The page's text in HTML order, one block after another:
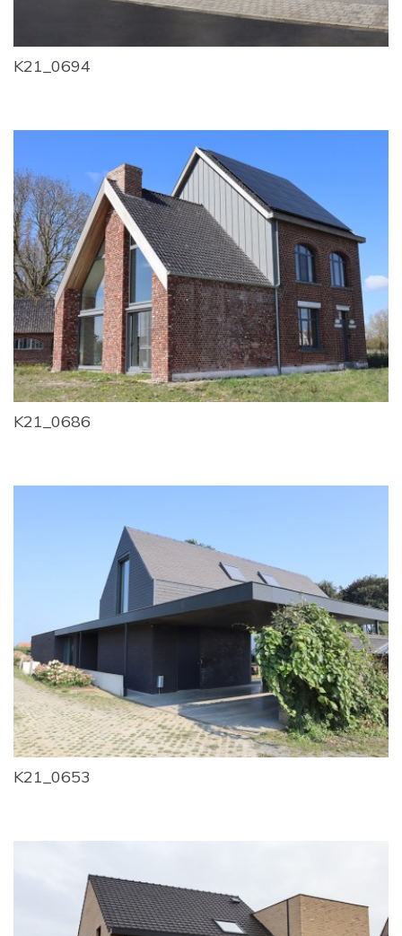
K21_0694
K21_0686
K21_0653